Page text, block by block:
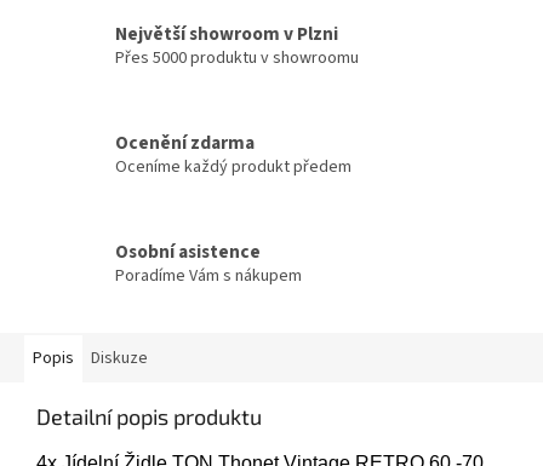
Největší showroom v Plzni
Přes 5000 produktu v showroomu
Ocenění zdarma
Oceníme každý produkt předem
Osobní asistence
Poradíme Vám s nákupem
Popis Diskuze
Detailní popis produktu